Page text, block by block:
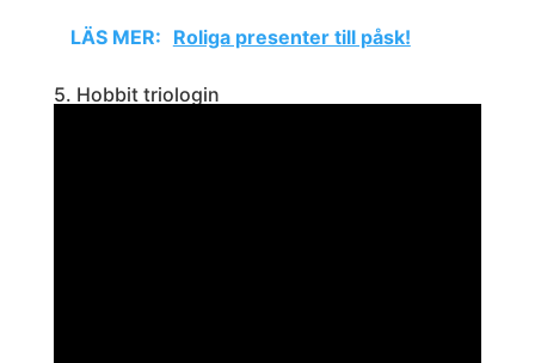
LÄS MER: Roliga presenter till påsk!
5. Hobbit triologin